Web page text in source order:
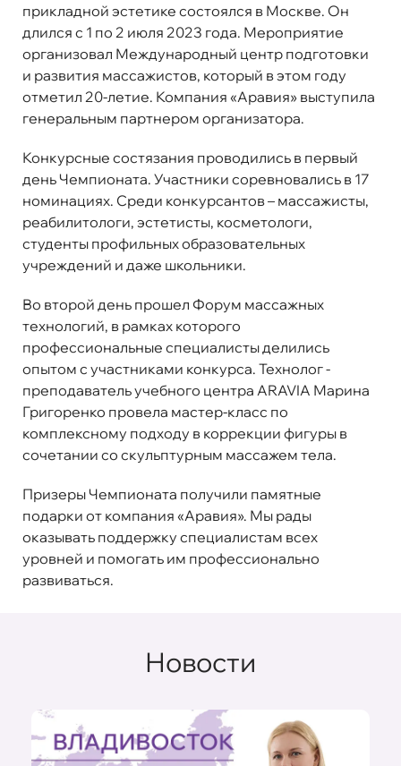
прикладной эстетике состоялся в Москве. Он
длился с 1 по 2 июля 2023 года. Мероприятие
организовал Международный центр подготовки
и развития массажистов, который в этом году
отметил 20-летие. Компания «Аравия» выступила
генеральным партнером организатора.
Конкурсные состязания проводились в первый
день Чемпионата. Участники соревновались в 17
номинациях. Среди конкурсантов – массажисты,
реабилитологи, эстетисты, косметологи,
студенты профильных образовательных
учреждений и даже школьники.
Во второй день прошел Форум массажных
технологий, в рамках которого
профессиональные специалисты делились
опытом с участниками конкурса. Технолог -
преподаватель учебного центра ARAVIA Марина
Григоренко провела мастер-класс по
комплексному подходу в коррекции фигуры в
сочетании со скульптурным массажем тела.
Призеры Чемпионата получили памятные
подарки от компания «Аравия». Мы рады
оказывать поддержку специалистам всех
уровней и помогать им профессионально
развиваться.
Новости